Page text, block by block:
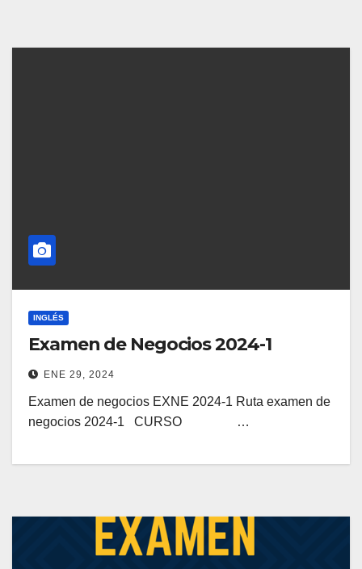
INGLÉS
Examen de Negocios 2024-1
ENE 29, 2024
Examen de negocios EXNE 2024-1 Ruta examen de
negocios 2024-1 CURSO …